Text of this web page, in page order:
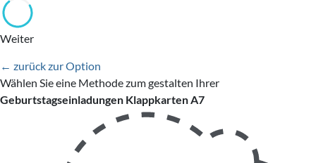
Weiter
← zurück zur Option
Wählen Sie eine Methode zum gestalten Ihrer
Geburtstagseinladungen Klappkarten A7